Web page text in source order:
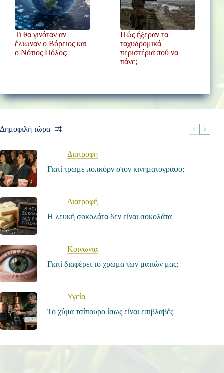
Τι θα γινόταν αν
έλιωναν ο Βόρειος και
ο Νότιος Πόλος;
Πώς ήξεραν τα
ταχυδρομικά
περιστέρια πού να
πάνε;
Δημοφιλή τώρα
Διατροφή
Γιατί τρώμε ποπκόρν στον κινηματογράφο;
Διατροφή
Η λευκή σοκολάτα δεν είναι σοκολάτα
Κοινωνία
Γιατί διαφέρει το χρώμα των ματιών μας;
Υγεία
Το χύμα τσίπουρο ίσως είναι επιβλαβές